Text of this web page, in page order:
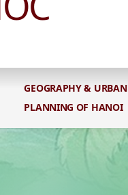
GEOGRAPHY & URBAN
PLANNING OF HANOI